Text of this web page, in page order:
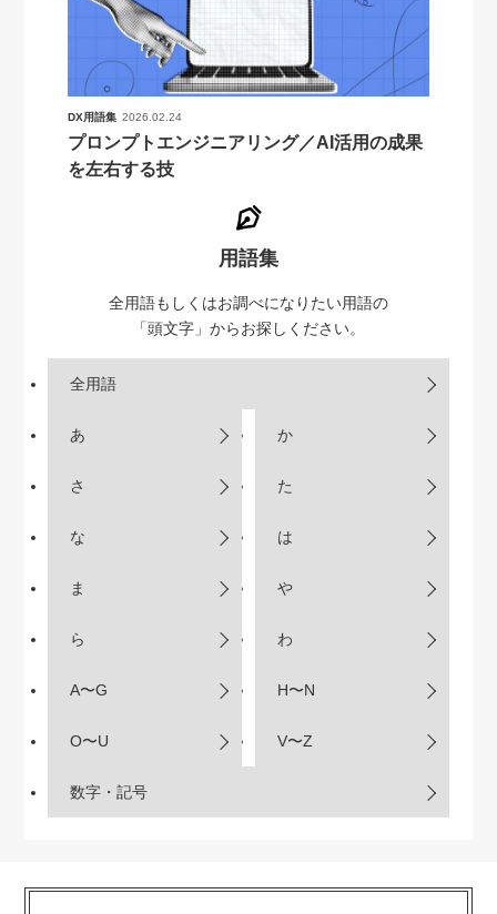
DX用語集 2026.02.24
プロンプトエンジニアリング／AI活用の成果
を左右する技
用語集
全用語もしくはお調べになりたい用語の
「頭文字」からお探しください。
全用語
あ か
さ た
な は
ま や
ら わ
A〜G H〜N
O〜U V〜Z
数字・記号